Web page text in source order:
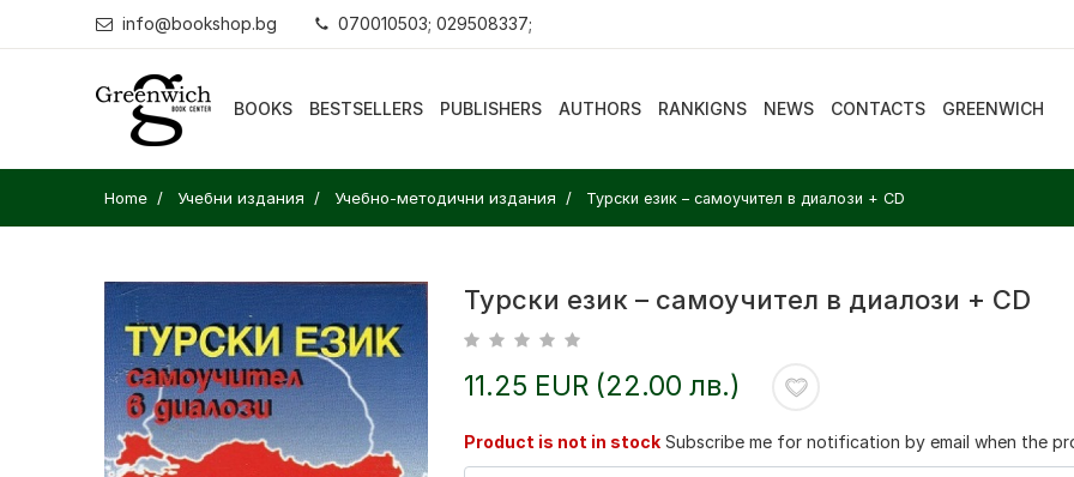
info@bookshop.bg 070010503; 029508337;
BOOKS BESTSELLERS PUBLISHERS AUTHORS RANKIGNS NEWS CONTACTS GREENWICH
Home Учебни издания Учебно-методични издания Турски език – самоучител в диалози + CD
Турски език – самоучител в диалози + CD
11.25 EUR (22.00 лв.)
Product is not in stock Subscribe me for notification by email when the